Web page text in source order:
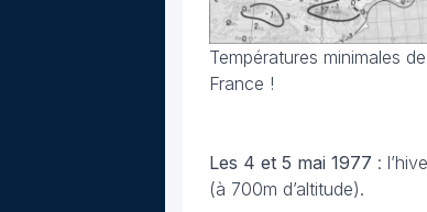
Températures minimales
France !
Les 4 et 5 mai 1977 :
(à 700m d’altitude).